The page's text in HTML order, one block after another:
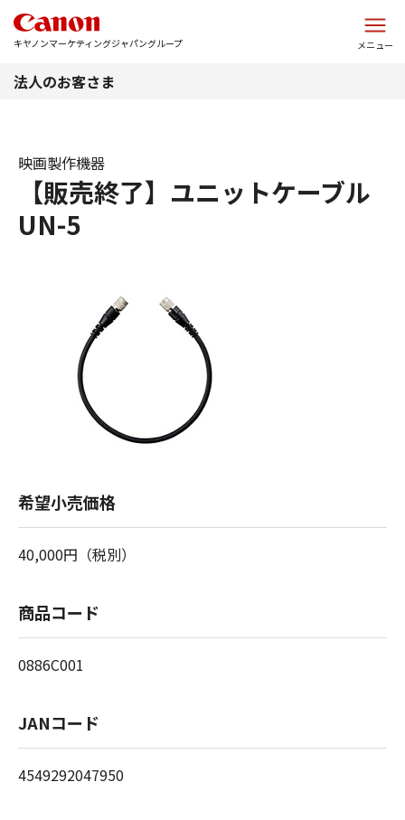
キヤノンマーケティングジャパングループ メニュー
法人のお客さま
【販売終了】ユニットケーブル
UN-5
映画製作機器
希望小売価格
40,000円（税別）
商品コード
0886C001
JANコード
4549292047950